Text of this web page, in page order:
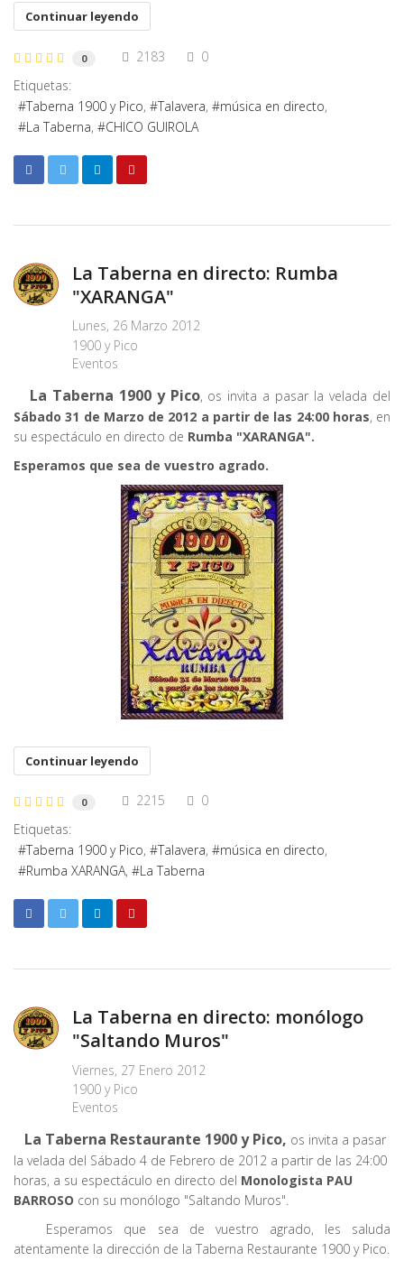
Continuar leyendo
0 2183
0
Etiquetas:
Taberna 1900 y Pico
Talavera
música en directo
La Taberna
CHICO GUIROLA
La Taberna en directo: Rumba
"XARANGA"
Lunes, 26 Marzo 2012
1900 y Pico
Eventos
La Taberna 1900 y Pico, os invita a pasar la velada del
Sábado 31 de Marzo de 2012 a partir de las 24:00 horas, en
su espectáculo en directo de Rumba "XARANGA".
Esperamos que sea de vuestro agrado.
Continuar leyendo
0 2215
0
Etiquetas:
Taberna 1900 y Pico
Talavera
música en directo
Rumba XARANGA
La Taberna
La Taberna en directo: monólogo
"Saltando Muros"
Viernes, 27 Enero 2012
1900 y Pico
Eventos
La Taberna Restaurante 1900 y Pico, os invita a pasar
la velada del Sábado 4 de Febrero de 2012 a partir de las 24:00
horas, a su espectáculo en directo del Monologista PAU
BARROSO con su monólogo "Saltando Muros".
Esperamos que sea de vuestro agrado, les saluda
atentamente la dirección de la Taberna Restaurante 1900 y Pico.